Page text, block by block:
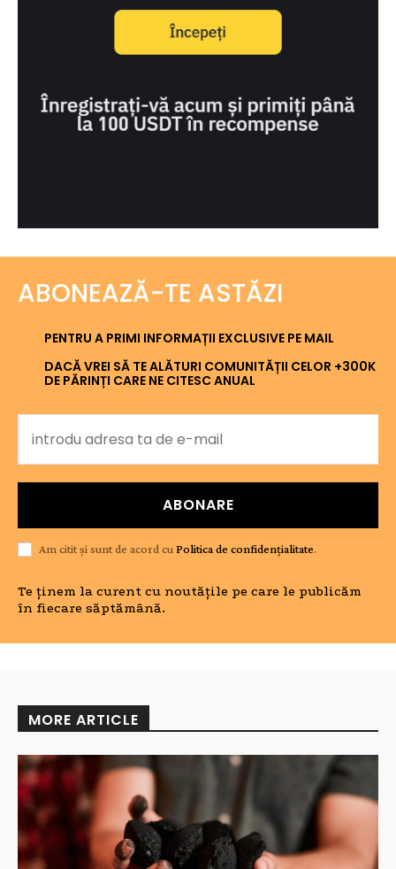
ABONEAZĂ-TE ASTĂZI
PENTRU A PRIMI INFORMAȚII EXCLUSIVE PE MAIL
DACĂ VREI SĂ TE ALĂTURI COMUNITĂȚII CELOR +300K
DE PĂRINȚI CARE NE CITESC ANUAL
ABONARE
Am citit și sunt de acord cu Politica de confidențialitate.
Te ținem la curent cu noutățile pe care le publicăm
în fiecare săptămână.
MORE ARTICLE